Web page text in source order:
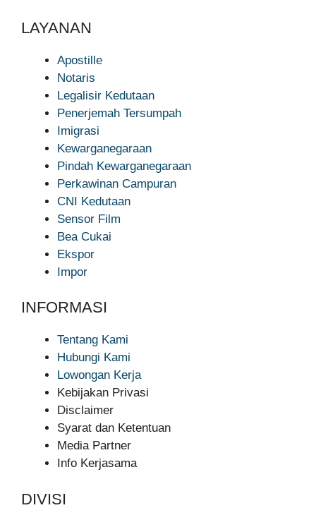
LAYANAN
Apostille
Notaris
Legalisir Kedutaan
Penerjemah Tersumpah
Imigrasi
Kewarganegaraan
Pindah Kewarganegaraan
Perkawinan Campuran
CNI Kedutaan
Sensor Film
Bea Cukai
Ekspor
Impor
INFORMASI
Tentang Kami
Hubungi Kami
Lowongan Kerja
Kebijakan Privasi
Disclaimer
Syarat dan Ketentuan
Media Partner
Info Kerjasama
DIVISI